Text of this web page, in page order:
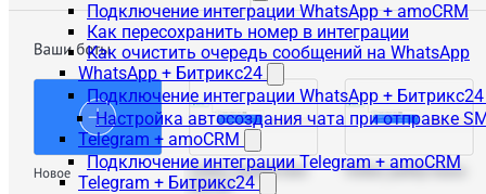
Подключение интеграции WhatsApp + amoCRM
Как пересохранить номер в интеграции
Как очистить очередь сообщений на WhatsApp
WhatsApp + Битрикс24
Подключение интеграции WhatsApp + Битрикс24
Настройка автосоздания чата при отправке
Telegram + amoCRM
Подключение интеграции Telegram + amoCRM
Telegram + Битрикс24